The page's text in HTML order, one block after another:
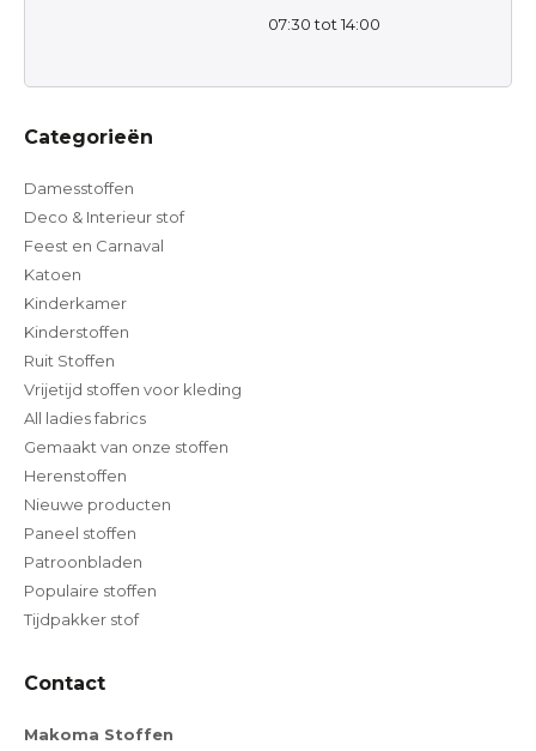
07:30 tot 14:00
Categorieën
Damesstoffen
Deco & Interieur stof
Feest en Carnaval
Katoen
Kinderkamer
Kinderstoffen
Ruit Stoffen
Vrijetijd stoffen voor kleding
All ladies fabrics
Gemaakt van onze stoffen
Herenstoffen
Nieuwe producten
Paneel stoffen
Patroonbladen
Populaire stoffen
Tijdpakker stof
Contact
Makoma Stoffen